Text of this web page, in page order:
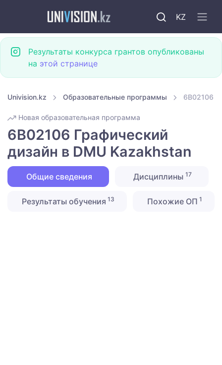
KZ
Результаты конкурса грантов опубликованы
на этой странице
Univision.kz Образовательные программы 6B02106
Новая образовательная программа
6B02106 Графический
дизайн в DMU Kazakhstan
Общие сведения Дисциплины17
Результаты обучения 13 Похожие ОП 1